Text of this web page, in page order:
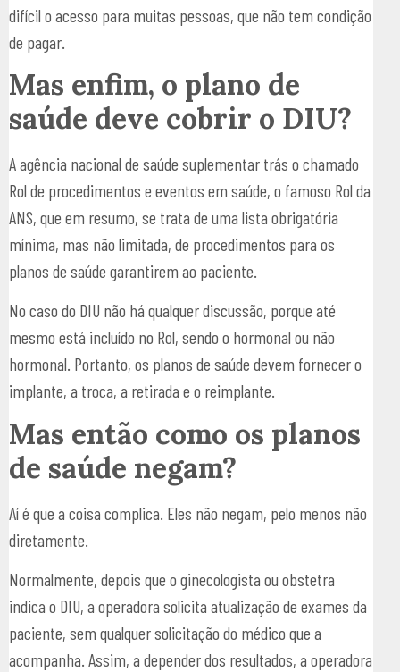
difícil o acesso para muitas pessoas, que não tem condição
de pagar.
Mas enfim, o plano de
saúde deve cobrir o DIU?
A agência nacional de saúde suplementar trás o chamado
Rol de procedimentos e eventos em saúde, o famoso Rol da
ANS, que em resumo, se trata de uma lista obrigatória
mínima, mas não limitada, de procedimentos para os
planos de saúde garantirem ao paciente.
No caso do DIU não há qualquer discussão, porque até
mesmo está incluído no Rol, sendo o hormonal ou não
hormonal. Portanto, os planos de saúde devem fornecer o
implante, a troca, a retirada e o reimplante.
Mas então como os planos
de saúde negam?
Aí é que a coisa complica. Eles não negam, pelo menos não
diretamente.
Normalmente, depois que o ginecologista ou obstetra
indica o DIU, a operadora solicita atualização de exames da
paciente, sem qualquer solicitação do médico que a
acompanha. Assim, a depender dos resultados, a operadora